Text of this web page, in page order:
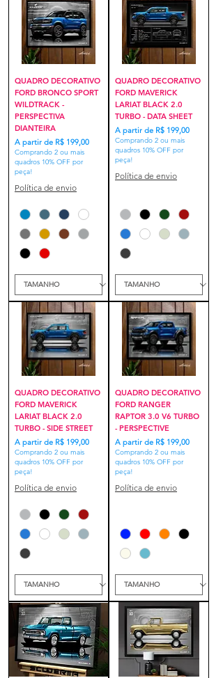
QUADRO DECORATIVO
FORD BRONCO SPORT
WILDTRACK -
PERSPECTIVA
DIANTEIRA
A partir de R$ 199,00
Preço promocional
Comprando 2 ou mais
quadros 10% OFF por
peça!
Política de envio
QUADRO DECORATIVO
FORD MAVERICK
LARIAT BLACK 2.0
TURBO - DATA SHEET
A partir de R$ 199,00
Preço promocional
Comprando 2 ou mais
quadros 10% OFF por
peça!
Política de envio
QUADRO DECORATIVO
FORD MAVERICK
LARIAT BLACK 2.0
TURBO - SIDE STREET
A partir de R$ 199,00
Preço promocional
Comprando 2 ou mais
quadros 10% OFF por
peça!
Política de envio
QUADRO DECORATIVO
FORD RANGER
RAPTOR 3.0 V6 TURBO
- PERSPECTIVE
A partir de R$ 199,00
Preço promocional
Comprando 2 ou mais
quadros 10% OFF por
peça!
Política de envio